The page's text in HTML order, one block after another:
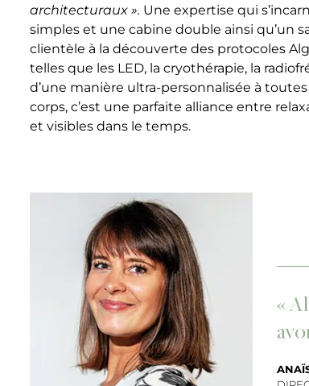
architecturaux ». Une expertise qui
simples et une cabine double ainsi qu’un
clientèle à la découverte des protocoles
telles que les LED, la cryothérapie, la
d’une manière ultra-personnalisée à
corps, c’est une parfaite alliance entre
et visibles dans le temps.
«